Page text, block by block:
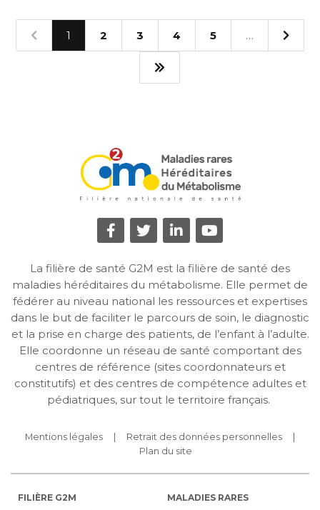
1 2 3 4 5 …
La filière de santé G2M est la filière de santé des
maladies héréditaires du métabolisme. Elle permet de
fédérer au niveau national les ressources et expertises
dans le but de faciliter le parcours de soin, le diagnostic
et la prise en charge des patients, de l’enfant à l’adulte.
Elle coordonne un réseau de santé comportant des
centres de référence (sites coordonnateurs et
constitutifs) et des centres de compétence adultes et
pédiatriques, sur tout le territoire français.
Mentions légales
Retrait des données personnelles
Plan du site
FILIÈRE G2M MALADIES RARES